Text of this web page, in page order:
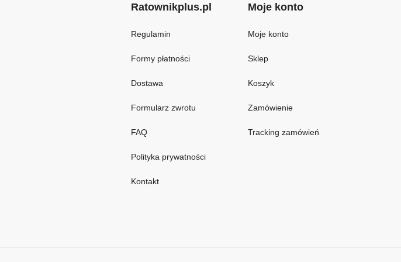
Ratownikplus.pl
Regulamin
Formy płatności
Dostawa
Formularz zwrotu
FAQ
Polityka prywatności
Kontakt
Moje konto
Moje konto
Sklep
Koszyk
Zamówienie
Tracking zamówień